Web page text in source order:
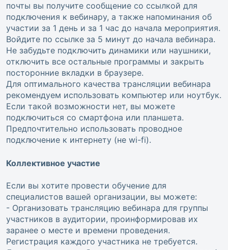
почты вы получите сообщение со ссылкой для
подключения к вебинару, а также напоминания об
участии за 1 день и за 1 час до начала мероприятия.
Войдите по ссылке за 5 минут до начала вебинара.
Не забудьте подключить динамики или наушники,
отключить все остальные программы и закрыть
посторонние вкладки в браузере.
Для оптимального качества трансляции вебинара
рекомендуем использовать компьютер или ноутбук.
Если такой возможности нет, вы можете
подключиться со смартфона или планшета.
Предпочтительно использовать проводное
подключение к интернету (не wi-fi).
Коллективное участие
Если вы хотите провести обучение для
специалистов вашей организации, вы можете:
- Организовать трансляцию вебинара для группы
участников в аудитории, проинформировав их
заранее о месте и времени проведения.
Регистрация каждого участника не требуется.